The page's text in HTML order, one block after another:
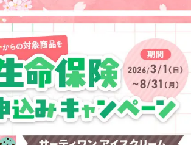
イオンカード会員さま専用保険